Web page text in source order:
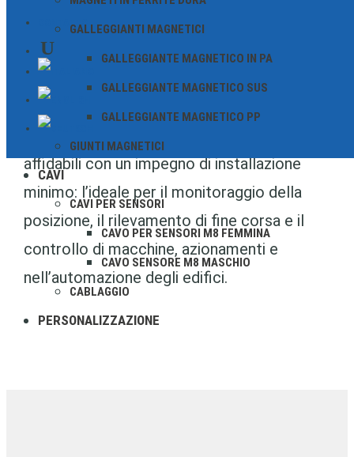
CONTATTOGALLEGGIANTI MAGNETICI
GALLEGGIANTE MAGNETICO IN PA
GALLEGGIANTE MAGNETICO SUS
GALLEGGIANTE MAGNETICO PP
GIUNTI MAGNETICI
CAVI
CAVI PER SENSORI
CAVO PER SENSORI M8 FEMMINA
CAVO SENSORE M8 MASCHIO
CABLAGGIO
PERSONALIZZAZIONE
particolarmente semplice nei sistemi
esistenti e sono ideali per le applicazioni in
cui è preferibile un collegamento via cavo
diretto.
Offrono operazioni di commutazione
affidabili con un impegno di installazione
minimo: l’ideale per il monitoraggio della
posizione, il rilevamento di fine corsa e il
controllo di macchine, azionamenti e
nell’automazione degli edifici.